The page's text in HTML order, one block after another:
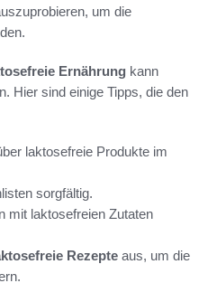
um die
Ernährung kann
Hier sind einige Tipps, die den
laktosefreie Produkte im
sorgfältig.
mit laktosefreien Zutaten
Rezepte aus, um die